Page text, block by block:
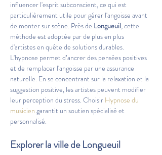
influencer l'esprit subconscient, ce qui est
particulièrement utile pour gérer l'angoisse avant
de monter sur scène. Près de Longueuil, cette
méthode est adoptée par de plus en plus
d'artistes en quête de solutions durables.
L'hypnose permet d’ancrer des pensées positives
et de remplacer l'angoisse par une assurance
naturelle. En se concentrant sur la relaxation et la
suggestion positive, les artistes peuvent modifier
leur perception du stress. Choisir Hypnose du
musicien garantit un soutien spécialisé et
personnalisé.
Explorer la ville de Longueuil